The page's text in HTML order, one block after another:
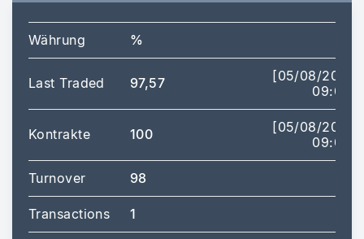
Währung %
Last Traded 97,57
[05/08/2026
09:00]
Kontrakte 100
[05/08/2026
09:00]
Turnover 98
Transactions 1